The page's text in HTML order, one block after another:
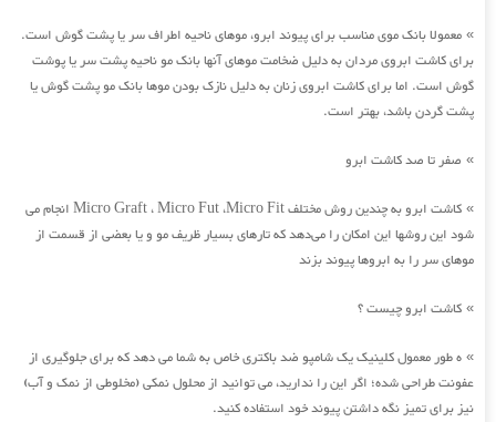
» معمولا بانک موی مناسب برای پیوند ابرو، موهای ناحیه اطراف سر یا پشت گوش است.
برای کاشت ابروی مردان به دلیل ضخامت موهای آنها بانک مو ناحیه پشت سر یا پوشت
گوش است. اما برای کاشت ابروی زنان به دلیل نازک بودن موها بانک مو پشت گوش یا
پشت گردن باشد، بهتر است.
» صفر تا صد کاشت ابرو
»
کاشت ابرو به چندین روش مختلف Micro Graft ، Micro Fut ،Micro Fit انجام می
شود این روشها این امکان را می‌دهد که تارهای بسیار ظریف مو و یا بعضی از قسمت از
موهای سر را به ابروها پیوند بزند
» کاشت ابرو چیست ؟
» ه طور معمول کلینیک یک شامپو ضد باکتری خاص به شما می دهد که برای جلوگیری از
عفونت طراحی شده؛ اگر این را ندارید، می توانید از محلول نمکی (مخلوطی از نمک و آب)
نیز برای تمیز نگه داشتن پیوند خود استفاده کنید.